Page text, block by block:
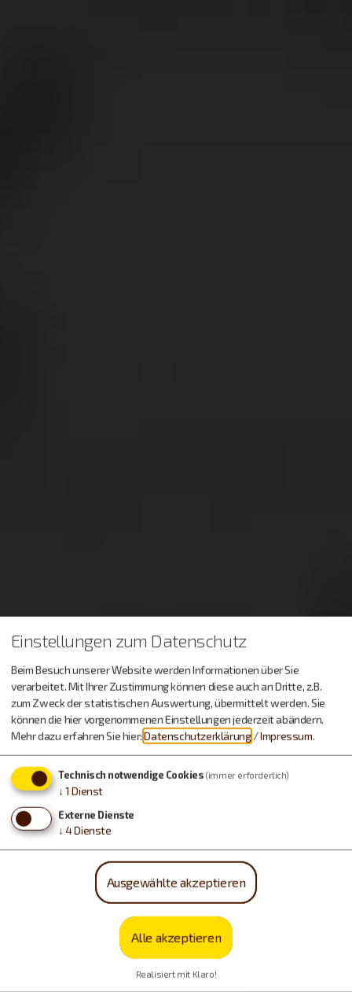
Möchten Sie von OpenStreetMap/Leaflet bereitgestellte
Ja, immer
Einstellungen zum Datenschutz
Beim Besuch unserer Website werden Informationen über Sie
verarbeitet. Mit Ihrer Zustimmung können diese auch an Dritte, z.B.
zum Zweck der statistischen Auswertung, übermittelt werden. Sie
können die hier vorgenommenen Einstellungen jederzeit abändern.
Mehr dazu erfahren Sie hier:Datenschutzerklärung /Impressum.
Technisch notwendige Cookies (immer erforderlich)
↓ 1 Dienst
Externe Dienste
↓ 4Dienste
Ausgewählte akzeptieren
Alle akzeptieren
Realisiert mit Klaro!